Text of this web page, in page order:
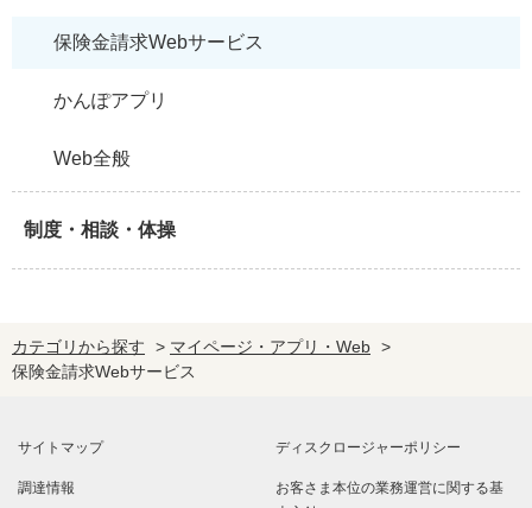
保険金請求Webサービス
かんぽアプリ
Web全般
制度・相談・体操
カテゴリから探す > マイページ・アプリ・Web >
保険金請求Webサービス
サイトマップ ディスクロージャーポリシー
調達情報 お客さま本位の業務運営に関する基